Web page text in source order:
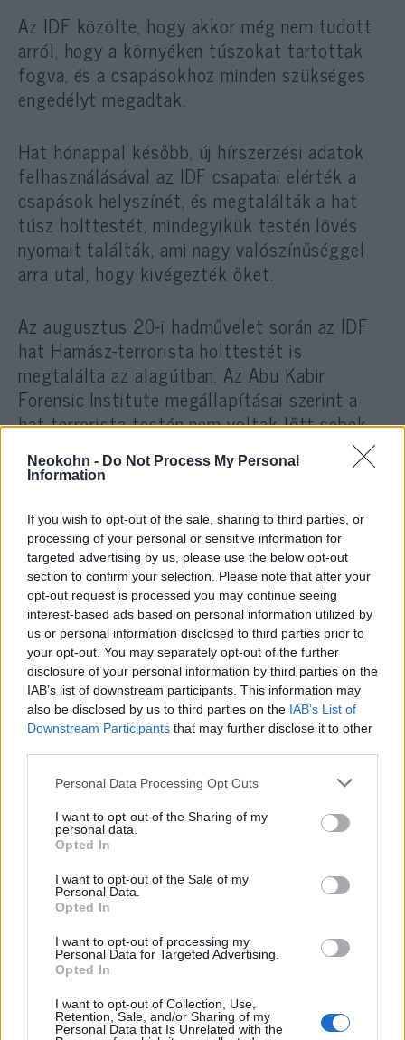
Neokohn - Do Not Process My Personal
Information
If you wish to opt-out of the sale, sharing to third parties, or
processing of your personal or sensitive information for
targeted advertising by us, please use the below opt-out
section to confirm your selection. Please note that after your
opt-out request is processed you may continue seeing
interest-based ads based on personal information utilized by
us or personal information disclosed to third parties prior to
your opt-out. You may separately opt-out of the further
disclosure of your personal information by third parties on the
IAB’s list of downstream participants. This information may
also be disclosed by us to third parties on the IAB’s List of
Downstream Participants that may further disclose it to other
Please note that this website/app uses one or more Google
not limited to your visit or usage behaviour. You may click to
grant or deny consent to Google and its third-party tags to
use your data for below specified purposes in below Google
consent section.
Personal Data Processing Opt Outs
I want to opt-out of the Sharing of my
personal data.
Opted In
I want to opt-out of the Sale of my
Personal Data.
Opted In
I want to opt-out of processing my
Personal Data for Targeted Advertising.
Opted In
I want to opt-out of Collection, Use,
Retention, Sale, and/or Sharing of my
Personal Data that Is Unrelated with the
Az IDF közölte, hogy akkor még nem tudott
arról, hogy a környéken túszokat tartottak
fogva, és a csapásokhoz minden szükséges
engedélyt megadtak.
Hat hónappal később, új hírszerzési adatok
felhasználásával az IDF csapatai elérték a
csapások helyszínét, és megtalálták a hat
túsz holttestét, mindegyikük testén lövés
nyomait találták, ami nagy valószínűséggel
arra utal, hogy kivégezték őket.
Az augusztus 20-i hadművelet során az IDF
hat Hamász-terrorista holttestét is
megtalálta az alagútban. Az Abu Kabir
Forensic Institute megállapításai szerint a
hat terrorista testén nem voltak lőtt sebek
nyomai, és a légicsapás következtében
veszítették életüket, vagyis megfulladtak
haltak meg, miután a légicsapás után az
alagútban rekedtek.
A holttestek állapota miatt az IDF azt
közölte, hogy nem tudja pontosan
megállapítani, hogy a túszokat mikor
végezték ki.
Trump: Rátok zúdítom a poklot, ha
Az IDF vizsgálata szerint a legvalószínűbb
forgatókönyv az, hogy a túszokat nem sokkal
azután végezték ki, hogy az izraeli légierő
február 14-én csapásokat mért az
alagúthálózatra.
Ennek ellenére az IDF nem tudta kizárni annak
lehetőségét, hogy a túszokat a csapás előtt